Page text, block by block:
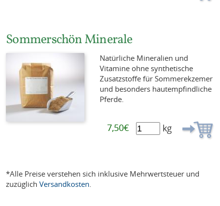
Sommerschön Minerale
Natürliche Mineralien und
Vitamine ohne synthetische
Zusatzstoffe für Sommerekzemer
und besonders hautempfindliche
Pferde.
7,50€ kg
*Alle Preise verstehen sich inklusive Mehrwertsteuer und
zuzüglichVersandkosten.